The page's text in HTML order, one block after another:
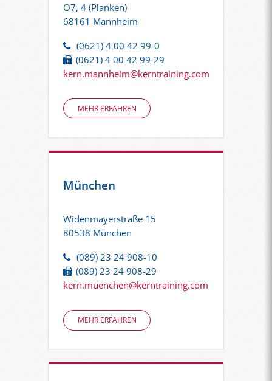
O7, 4 (Planken)
68161 Mannheim
(0621) 4 00 42 99-0
(0621) 4 00 42 99-29
kern.mannheim@kerntraining.com
MEHR ERFAHREN
München
Widenmayerstraße 15
80538 München
(089) 23 24 908-10
(089) 23 24 908-29
kern.muenchen@kerntraining.com
MEHR ERFAHREN